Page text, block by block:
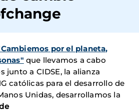
por el planeta,
que llevamos a cabo
junto a CIDSE, la alianza
católicas para el desarrollo de
Unidas, desarrollamos la